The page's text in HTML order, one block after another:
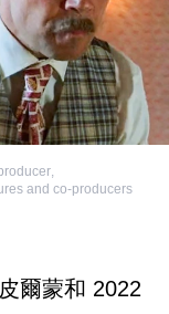
and co-producers
爾蒙和 2022